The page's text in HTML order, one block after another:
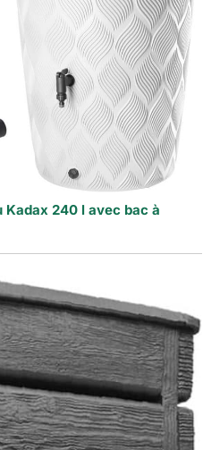
Kadax 240 l avec bac à